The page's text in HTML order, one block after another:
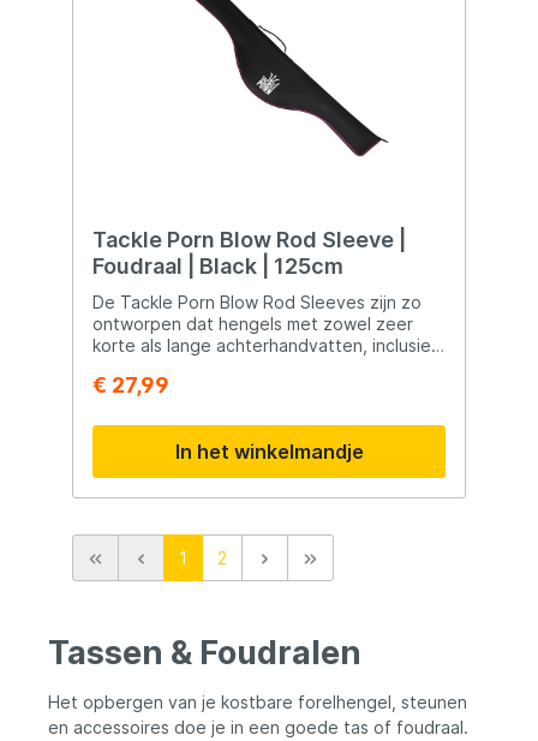
Tackle Porn Blow Rod Sleeve |
Foudraal | Black | 125cm
De Tackle Porn Blow Rod Sleeves zijn zo
ontworpen dat hengels met zowel zeer
korte als lange achterhandvatten, inclusief
sterke EVA materiaal zorgt voor het veilig
spinhengels
€ 27,99
In het winkelmandje
1 2
Tassen & Foudralen
Het opbergen van je kostbare forelhengel, steunen
en accessoires doe je in een goede tas of foudraal.